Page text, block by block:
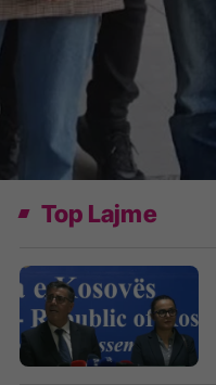
Top Lajme